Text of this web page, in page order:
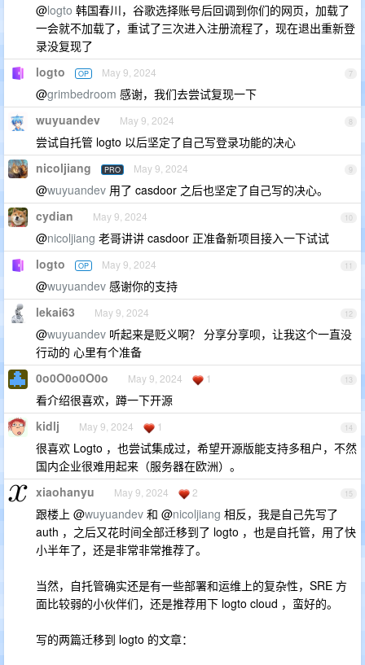
@logto 韩国春川，谷歌选择账号后回调到你们的网页，加载了
一会就不加载了，重试了三次进入注册流程了，现在退出重新登
录没复现了
7
logto OP May 9, 2024
@grimbedroom 感谢，我们去尝试复现一下
8
wuyuandev May 9, 2024
尝试自托管 logto 以后坚定了自己写登录功能的决心
9
nicoljiang PRO May 9, 2024
@wuyuandev 用了 casdoor 之后也坚定了自己写的决心。
10
cydian May 9, 2024
@nicoljiang 老哥讲讲 casdoor 正准备新项目接入一下试试
11
logto OP May 9, 2024
@wuyuandev 感谢你的支持
12
lekai63 May 9, 2024
@wuyuandev 听起来是贬义啊？ 分享分享呗，让我这个一直没
行动的 心里有个准备
13
0o0O0o0O0o May 9, 2024 1
看介绍很喜欢，蹲一下开源
14
kidlj May 9, 2024 1
很喜欢 Logto ，也尝试集成过，希望开源版能支持多租户，不然
国内企业很难用起来（服务器在欧洲）。
15
xiaohanyu May 9, 2024 2
跟楼上 @wuyuandev 和 @nicoljiang 相反，我是自己先写了
auth ，之后又花时间全部迁移到了 logto ，也是自托管，用了快
小半年了，还是非常非常推荐了。
当然，自托管确实还是有一些部署和运维上的复杂性，SRE 方
面比较弱的小伙伴们，还是推荐用下 logto cloud ，蛮好的。
写的两篇迁移到 logto 的文章：